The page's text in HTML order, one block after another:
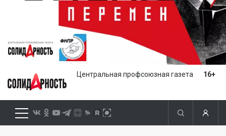
Центральная профсоюзная газета 16+